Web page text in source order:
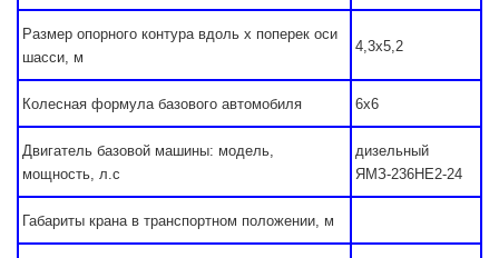
Размер опорного контура вдоль х поперек оси
шасси, м
4,3х5,2
Колесная формула базового автомобиля 6х6
Двигатель базовой машины: модель,
мощность, л.с
дизельный
ЯМЗ-236НЕ2-24
Габариты крана в транспортном положении, м